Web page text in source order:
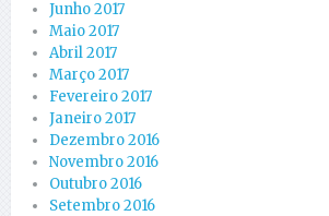
Junho 2017
Maio 2017
Abril 2017
Março 2017
Fevereiro 2017
Janeiro 2017
Dezembro 2016
Novembro 2016
Outubro 2016
Setembro 2016